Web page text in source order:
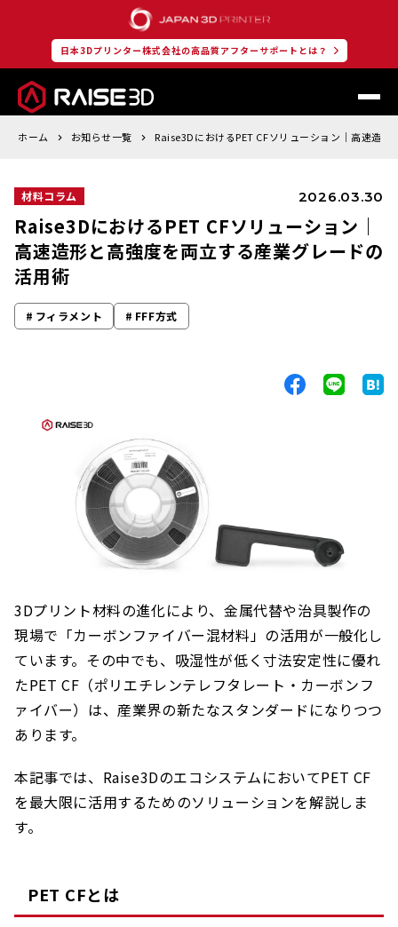
日本3Dプリンター株式会社の高品質アフターサポートとは？
ホーム お知らせ一覧 Raise3DにおけるPET CFソリューション｜高速造
材料コラム 2026.03.30
Raise3DにおけるPET CFソリューション｜
高速造形と高強度を両立する産業グレードの
活用術
フィラメント FFF方式
3Dプリント材料の進化により、金属代替や治具製作の
現場で「カーボンファイバー混材料」の活用が一般化し
ています。その中でも、吸湿性が低く寸法安定性に優れ
たPET CF（ポリエチレンテレフタレート・カーボンフ
ァイバー）は、産業界の新たなスタンダードになりつつ
あります。
本記事では、Raise3DのエコシステムにおいてPET CF
を最大限に活用するためのソリューションを解説しま
す。
PET CFとは